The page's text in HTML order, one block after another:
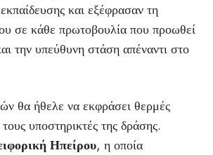
και εξέφρασαν τη
σε κάθε πρωτοβουλία που προωθεί
την υπεύθυνη στάση απέναντι στο
θα ήθελε να εκφράσει θερμές
υποστηρικτές της δράσης.
Ηπείρου, η οποία